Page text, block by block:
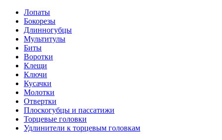
Лопаты
Бокорезы
Длинногубцы
Мультитулы
Биты
Воротки
Клещи
Ключи
Кусачки
Молотки
Отвертки
Плоскогубцы и пассатижи
Торцевые головки
Удлинители к торцевым головкам